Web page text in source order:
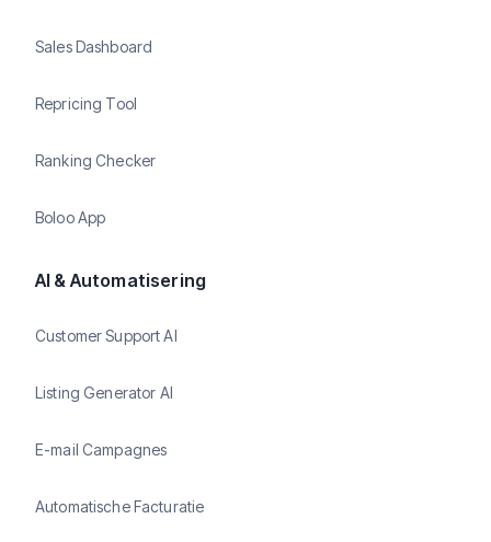
Sales Dashboard
Repricing Tool
Ranking Checker
Boloo App
AI & Automatisering
Customer Support AI
Listing Generator AI
E-mail Campagnes
Automatische Facturatie